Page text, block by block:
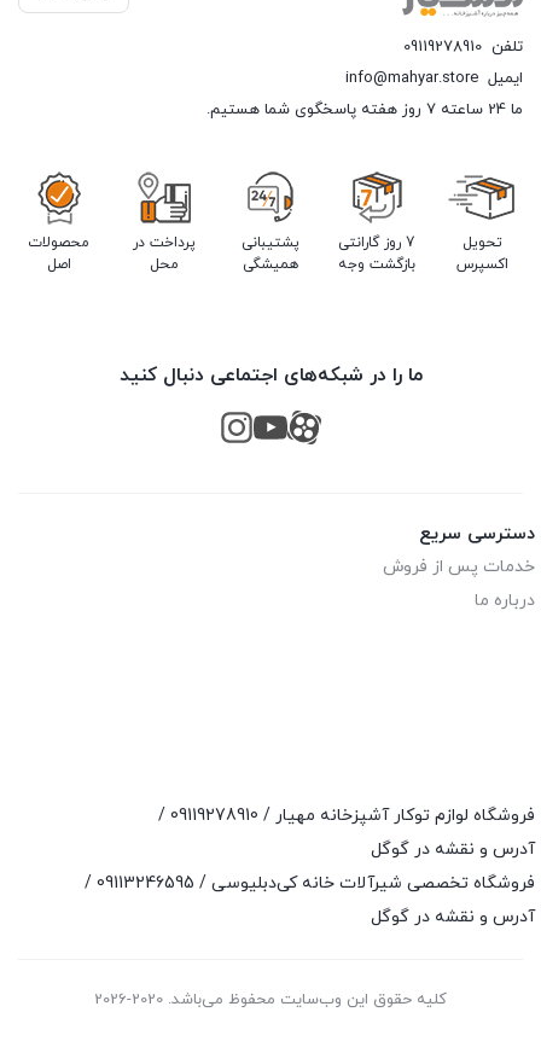
تلفن 09119278910
ایمیل info@mahyar.store
ما 24 ساعته 7 روز هفته پاسخگوی شما هستیم.
تحویل
اکسپرس
7 روز گارانتی
بازگشت وجه
پشتیبانی
همیشگی
پرداخت در
محل
محصولات
اصل
ما را در شبکه‌های اجتماعی دنبال کنید
دسترسی سریع
خدمات پس از فروش
درباره ما
فروشگاه لوازم توکار آشپزخانه مهیار / 09119278910
/
آدرس و نقشه در گوگل
فروشگاه تخصصی شیرآلات خانه کی‌دبلیوسی / 09113246595
/
آدرس و نقشه در گوگل
کلیه حقوق این وب‌سایت محفوظ می‌باشد. 2020-2026